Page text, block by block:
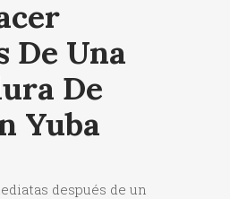
De Una
De
Yuba
después de un